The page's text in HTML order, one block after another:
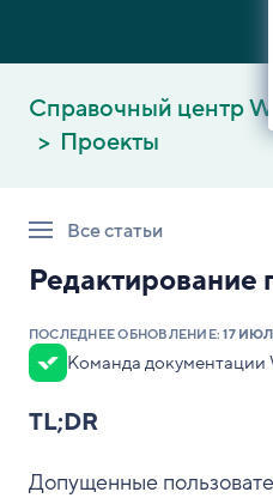
Справочный центр
Проекты
Все статьи
Редактирование
ПОСЛЕДНЕЕ ОБНОВЛЕНИЕ:17
Команда документации
TL;DR
Допущенные